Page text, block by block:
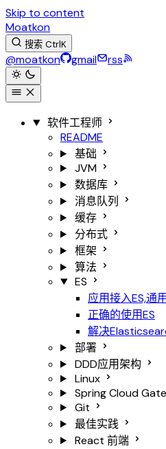
Skip to content
Moatkon
搜索 CtrlK
@moatkon gmail rss
软件工程师
README
基础
JVM
数据库
消息队列
缓存
分布式
框架
算法
ES
应用接入ES,通
正确的使用ES
解决
部署
DDD应用架构
Linux
Spring Cloud
Git
最佳实践
React 前端